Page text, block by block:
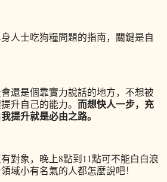
人士吃狗糧問題的指南，關鍵是自
還是個靠實力說話的地方，不想被
升自己的能力。 而想快人一步，充
提升就是必由之路。
對象，晚上8點到11點可不能白白浪
域小有名氣的人都怎麼說吧！